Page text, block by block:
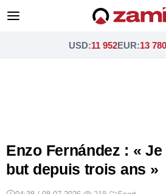
USD:11 952EUR:13 780
Enzo Fernández : «
but depuis trois ans »